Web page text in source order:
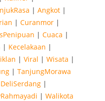
| Angkot|
| Curanmor|
| Cuaca |
| Kecelakaan |
iklan | Viral | Wisata |
| TanjungMorawa
DeliSerdang|
| Walikota